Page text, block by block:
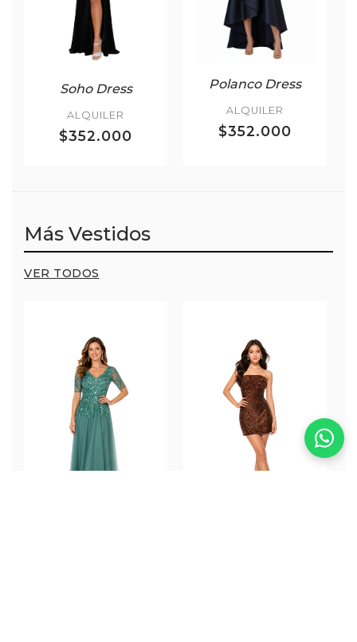
Soho Dress
ALQUILER
$352.000
Polanco Dress
ALQUILER
$352.000
Más Vestidos
VER TODOS